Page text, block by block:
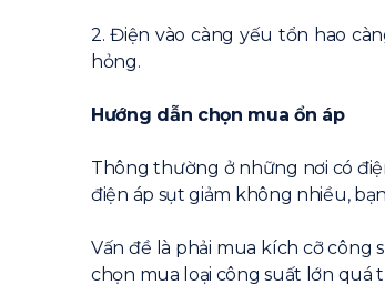
2. Điện vào càng yếu tổn hao
hỏng.
Hướng dẫn chọn mua ổn áp
Thông thường ở những nơi có
điện áp sụt giảm không nhiều,
Vấn đề là phải mua kích cỡ
chọn mua loại công suất lớn quá